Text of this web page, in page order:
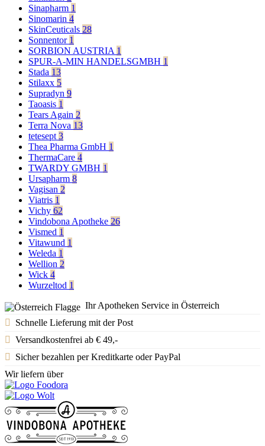
Sinapharm 1
Sinomarin 4
SkinCeuticals 28
Sonnentor 1
SORBION AUSTRIA 1
SPUR-A-MIN HANDELSGMBH 1
Stada 13
Stilaxx 5
Supradyn 9
Taoasis 1
Tears Again 2
Terra Nova 13
tetesept 3
Thea Pharma GmbH 1
ThermaCare 4
TWARDY GMBH 1
Ursapharm 8
Vagisan 2
Viatris 1
Vichy 62
Vindobona Apotheke 26
Vismed 1
Vitawund 1
Weleda 1
Wellion 2
Wick 4
Wurzeltod 1
Ihr Apotheken Service in Österreich
Schnelle Lieferung mit der Post
Versandkostenfrei ab € 49,-
Sicher bezahlen per Kreditkarte oder PayPal
Wir liefern über